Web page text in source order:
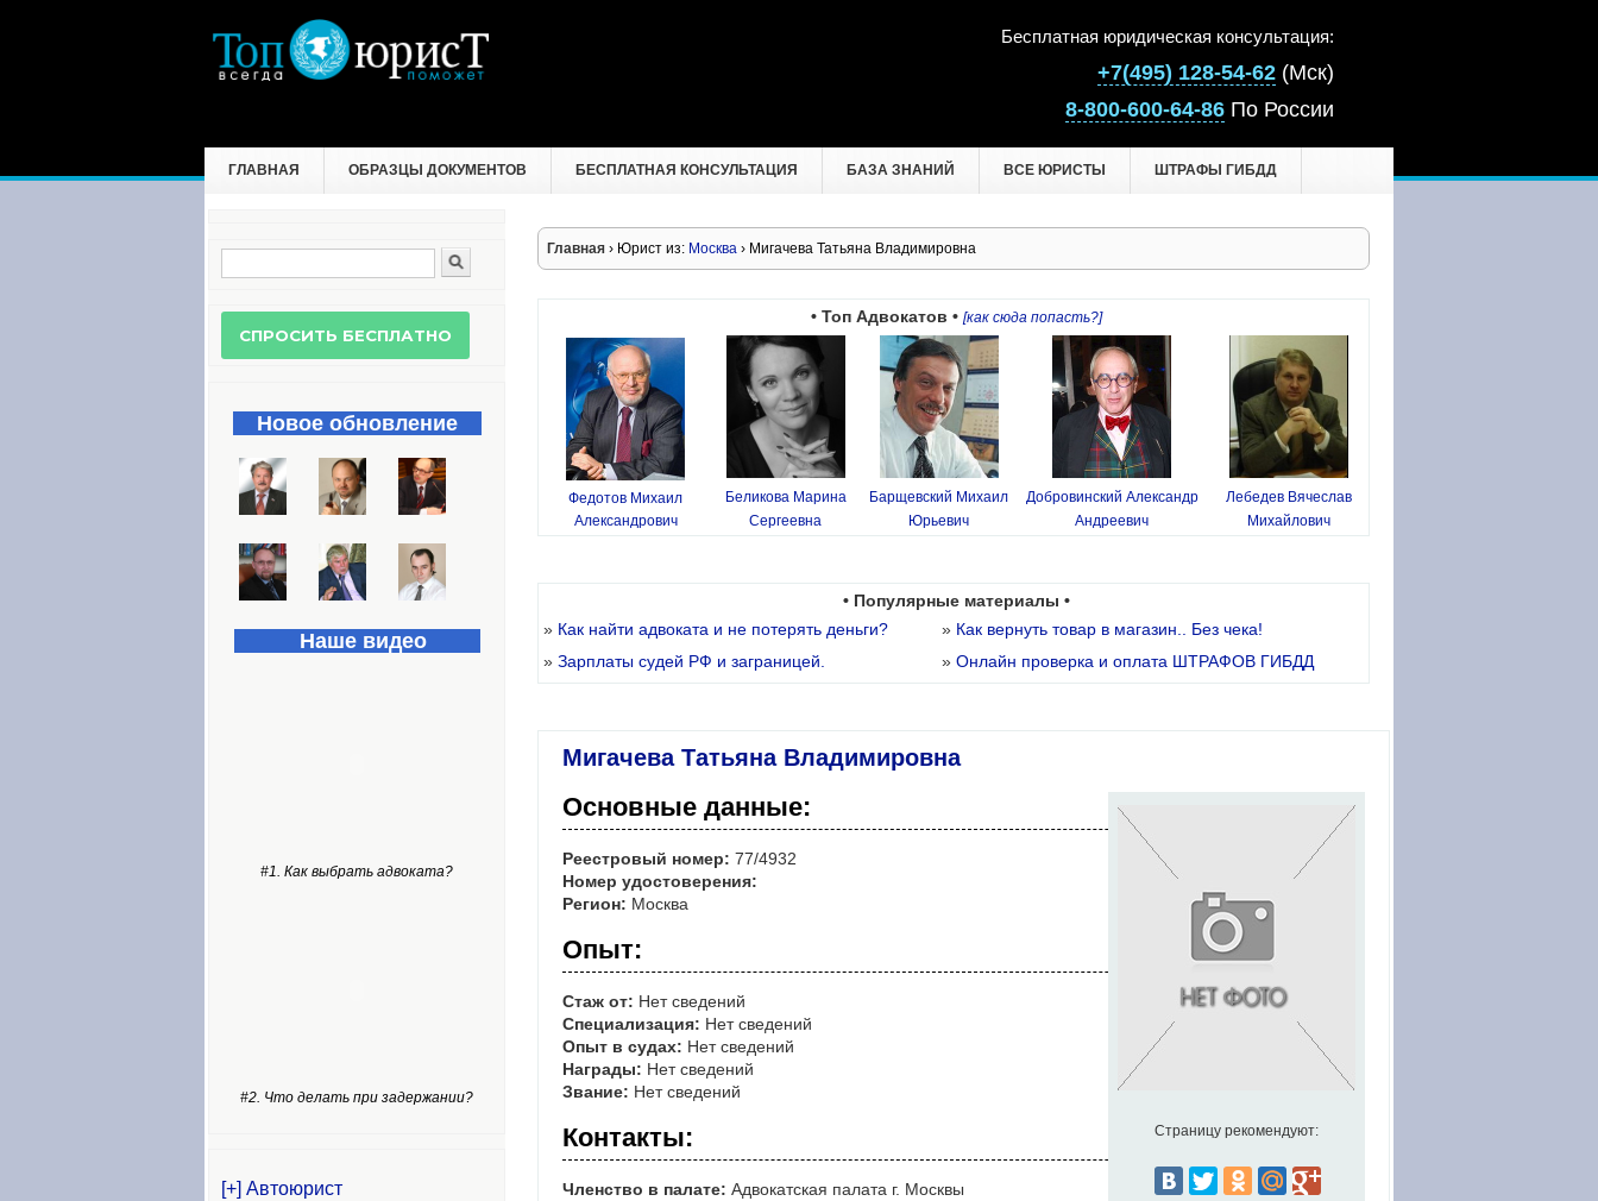
Бесплатная юридическая консультация:
+7(495) 128-54-62 (Мск)
8-800-600-64-86 По России
ГЛАВНАЯ ОБРАЗЦЫ ДОКУМЕНТОВ БЕСПЛАТНАЯ КОНСУЛЬТАЦИЯ БАЗА ЗНАНИЙ ВСЕ ЮРИСТЫ ШТРАФЫ ГИБДД
Главная › Юрист из: Москва › Мигачева Татьяна Владимировна
• Топ Адвокатов • [как сюда попасть?]
Федотов Михаил
Александрович
Беликова Марина
Сергеевна
Барщевский Михаил
Юрьевич
Добровинский Александр
Андреевич
Лебедев Вячеслав
Михайлович
• Популярные материалы •
» Как найти адвоката и не потерять деньги? » Как вернуть товар в магазин.. Без чека!
» Зарплаты судей РФ и заграницей. » Онлайн проверка и оплата ШТРАФОВ ГИБДД
Мигачева Татьяна Владимировна
Страницу рекомендуют:
Основные данные:
Реестровый номер: 77/4932
Номер удостоверения:
Регион: Москва
Опыт:
Стаж от: Нет сведений
Специализация: Нет сведений
Опыт в судах: Нет сведений
Награды: Нет сведений
Звание: Нет сведений
Контакты:
Членство в палате: Адвокатская палата г. Москвы
Форма поиска
Новое обновление
Наше видео
#1. Как выбрать адвоката?
#2. Что делать при задержании?
[+] Автоюрист